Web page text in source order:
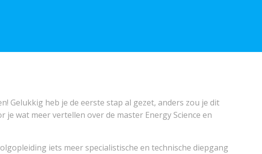
Gelukkig heb je de eerste stap al gezet, anders zou je dit
wat meer vertellen over de master Energy Science en
iets meer specialistische en technische diepgang